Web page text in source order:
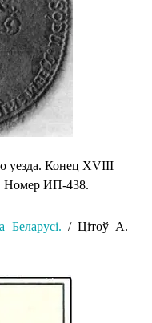
уезда. Конец XVIII
Номер ИП-438.
Беларусi. / Цiтоў А.